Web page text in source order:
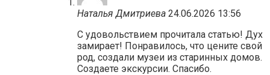
Наталья Дмитриева 24.06.2026 13:56
С удовольствием прочитала статью! Дух
замирает! Понравилось, что цените свой
род, создали музеи из старинных домов.
Создаете экскурсии. Спасибо.